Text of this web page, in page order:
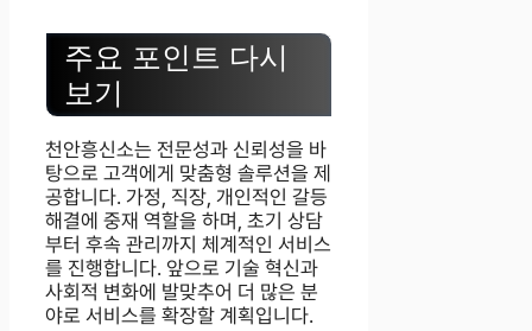
주요 포인트 다시
보기
천안흥신소는 전문성과 신뢰성을 바
탕으로 고객에게 맞춤형 솔루션을 제
공합니다. 가정, 직장, 개인적인 갈등
해결에 중재 역할을 하며, 초기 상담
부터 후속 관리까지 체계적인 서비스
를 진행합니다. 앞으로 기술 혁신과
사회적 변화에 발맞추어 더 많은 분
야로 서비스를 확장할 계획입니다.